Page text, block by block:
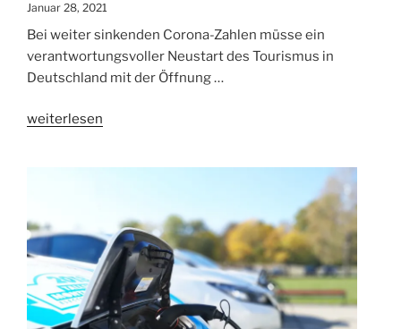
Januar 28, 2021
Bei weiter sinkenden Corona-Zahlen müsse ein
verantwortungsvoller Neustart des Tourismus in
Deutschland mit der Öffnung …
„Sicherheit
Ferienwohnungen
und
häusern
starten“
weiterlesen